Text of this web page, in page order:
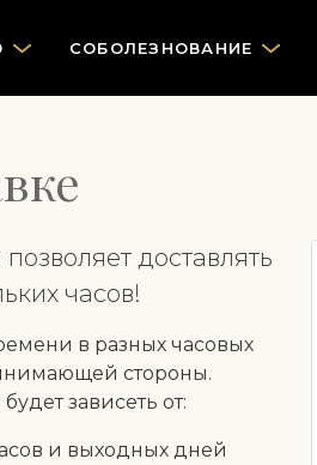
СOБОЛЕЗНОВАНИЕ
доставлять
часов!
в разных часовых
стороны.
зависеть от:
и выходных дней